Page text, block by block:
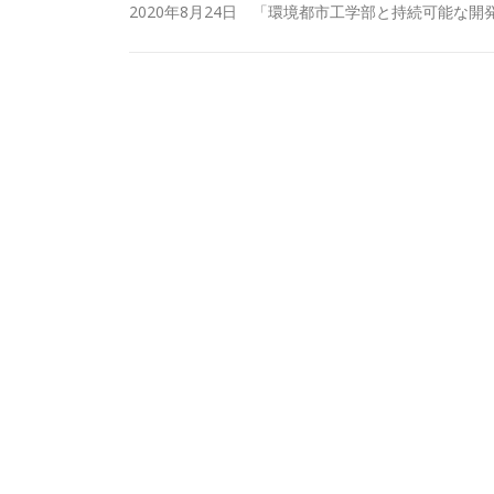
2020年8月24日 「環境都市工学部と持続可能な開